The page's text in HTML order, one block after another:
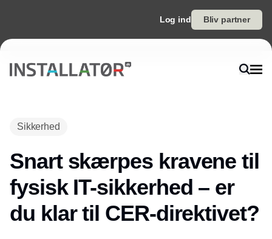
Log ind Bliv partner
Sikkerhed
Snart skærpes kravene til
fysisk IT-sikkerhed – er
du klar til CER-direktivet?